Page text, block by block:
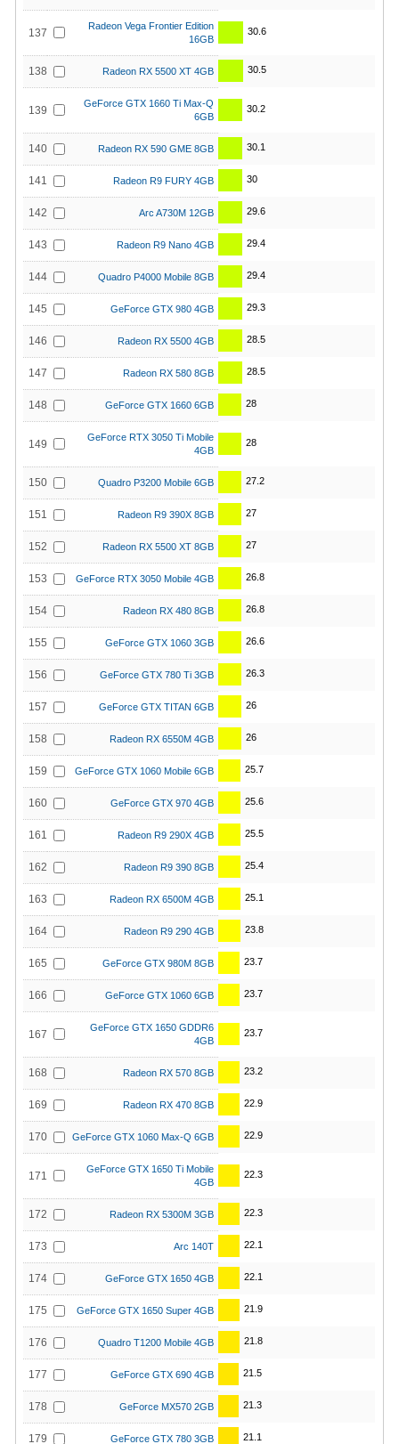
137
Radeon Vega Frontier Edition
16GB
30.6
138 Radeon RX 5500 XT 4GB 30.5
139
GeForce GTX 1660 Ti Max-Q
6GB
30.2
140 Radeon RX 590 GME 8GB 30.1
141 Radeon R9 FURY 4GB 30
142 Arc A730M 12GB 29.6
143 Radeon R9 Nano 4GB 29.4
144 Quadro P4000 Mobile 8GB 29.4
145 GeForce GTX 980 4GB 29.3
146 Radeon RX 5500 4GB 28.5
147 Radeon RX 580 8GB 28.5
148 GeForce GTX 1660 6GB 28
149
GeForce RTX 3050 Ti Mobile
4GB
28
150 Quadro P3200 Mobile 6GB 27.2
151 Radeon R9 390X 8GB 27
152 Radeon RX 5500 XT 8GB 27
153 GeForce RTX 3050 Mobile 4GB 26.8
154 Radeon RX 480 8GB 26.8
155 GeForce GTX 1060 3GB 26.6
156 GeForce GTX 780 Ti 3GB 26.3
157 GeForce GTX TITAN 6GB 26
158 Radeon RX 6550M 4GB 26
159 GeForce GTX 1060 Mobile 6GB 25.7
160 GeForce GTX 970 4GB 25.6
161 Radeon R9 290X 4GB 25.5
162 Radeon R9 390 8GB 25.4
163 Radeon RX 6500M 4GB 25.1
164 Radeon R9 290 4GB 23.8
165 GeForce GTX 980M 8GB 23.7
166 GeForce GTX 1060 6GB 23.7
167
GeForce GTX 1650 GDDR6
4GB
23.7
168 Radeon RX 570 8GB 23.2
169 Radeon RX 470 8GB 22.9
170 GeForce GTX 1060 Max-Q 6GB 22.9
171
GeForce GTX 1650 Ti Mobile
4GB
22.3
172 Radeon RX 5300M 3GB 22.3
173 Arc 140T 22.1
174 GeForce GTX 1650 4GB 22.1
175 GeForce GTX 1650 Super 4GB 21.9
176 Quadro T1200 Mobile 4GB 21.8
177 GeForce GTX 690 4GB 21.5
178 GeForce MX570 2GB 21.3
179 GeForce GTX 780 3GB 21.1